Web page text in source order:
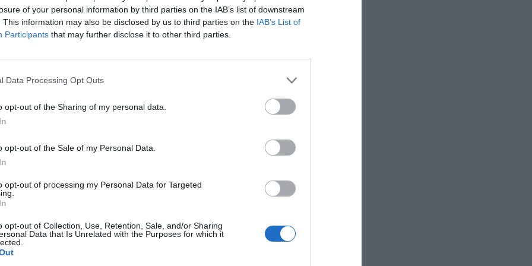
of your personal information by third parties on the IAB’s list of downstream
This information may also be disclosed by us to third parties on the IAB’s List of
Participants that may further disclose it to other third parties.
Data Processing Opt Outs
opt-out of the Sharing of my personal data.
opt-out of the Sale of my Personal Data.
opt-out of processing my Personal Data for Targeted
opt-out of Collection, Use, Retention, Sale, and/or Sharing
Data that Is Unrelated with the Purposes for which it
pasado de convertirse en un torneo WTA y poder reunir en
a algunas de las mejores jugadoras del circuito
que seguirá disputándose para ofrecer visibilidad y
con discapacidad.
Ciudad de Valencia contará de nuevo con el apoyo de
como el Ayuntamiento de Valencia, Generalitat
Diputación de Valencia, junto con entidades privadas como
Alfonso, Volvo, Real Federación Española de Tenis
de Valencia, Arroz Dacsa, Melt Group y Benet Soluciones.
primer torneo WTA que albergue la Comunidad Valenciana en
Internacional de Valencia (ATP250), no se organizaba un
profesional en la ciudad. Será el segundo W125 que se
junto al AnyTech 365 Andalucía Open de Marbella, que se